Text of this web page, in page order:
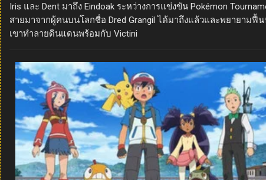
Iris และ Dent มาถึง Eindoak ระหว่างการแข่งขัน Pokémon
สายมาจากผู้คนบนโลกชื่อ Dred Grangil ได้มาถึงแล้วและพยายาม
เขาทำลายดินแดนพร้อมกับ Victini